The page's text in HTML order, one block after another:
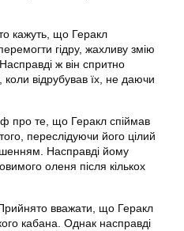
кажуть, що Геракл
гідру, жахливу змію
ж він спритно
коли відрубував їх, не даючи
про те, що Геракл спіймав
переслідуючи його цілий
Насправді йому
оленя після кількох
вважати, що Геракл
кабана. Однак насправді